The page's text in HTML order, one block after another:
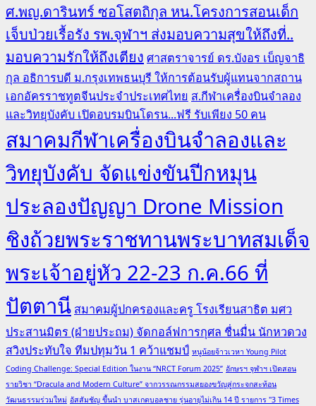
ศ.พญ.ดารินทร์ ซอโสตถิกุล หน.โครงการสอนเด็ก
เจ็บป่วยเรื้อรัง รพ.จุฬาฯ ส่งมอบความสุขให้ถึงที่..
มอบความรักให้ถึงเตียง ศาสตราจารย์ ดร.บังอร เบ็ญจาธิ
กุล อธิการบดี ม.กรุงเทพธนบุรี ให้การต้อนรับผู้แทนจากสถาน
เอกอัครราชทูตจีนประจำประเทศไทย ส.กีฬาเครื่องบินจำลอง
และวิทยุบังคับ เปิดอบรมบินโดรน...ฟรี รับเพียง 50 คน
สมาคมกีฬาเครื่องบินจำลองและ
วิทยุบังคับ จัดแข่งขันปีกหมุน
ประลองปัญญา Drone Mission
ชิงถ้วยพระราชทานพระบาทสมเด็จ
พระเจ้าอยู่หัว 22-23 ก.ค.66 ที่
ปัตตานี สมาคมผู้ปกครองและครู โรงเรียนสาธิต มศว
ประสานมิตร (ฝ่ายประถม) จัดกอล์ฟการกุศล ชื่นมื่น นักหวดวง
สวิงประทับใจ ทีมปทุมวัน 1 คว้าแชมป์ หนูน้อยจ้าวเวหา Young Pilot
Coding Challenge: Special Edition ในงาน “NRCT Forum 2025” อักษรฯ จุฬาฯ เปิดสอน
รายวิชา “Dracula and Modern Culture” จากวรรณกรรมสยองขวัญสู่กระจกสะท้อน
วัฒนธรรมร่วมใหม่ อัสสัมชัญ ขึ้นนำ บาสเกตบอลชาย รุ่นอายุไม่เกิน 14 ปี รายการ "3 Times